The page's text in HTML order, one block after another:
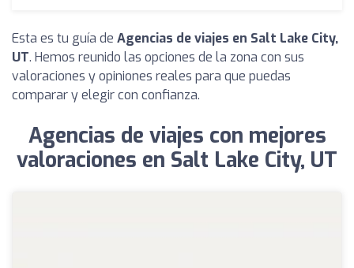
Esta es tu guía de Agencias de viajes en Salt Lake City,
UT. Hemos reunido las opciones de la zona con sus
valoraciones y opiniones reales para que puedas
comparar y elegir con confianza.
Agencias de viajes con mejores
valoraciones en Salt Lake City, UT